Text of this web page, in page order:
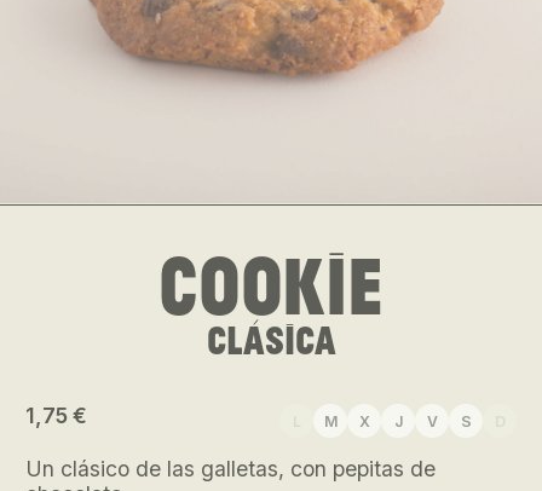
Cookie
clásica
1,75 € M X J V S
Un clásico de las galletas, con pepitas de